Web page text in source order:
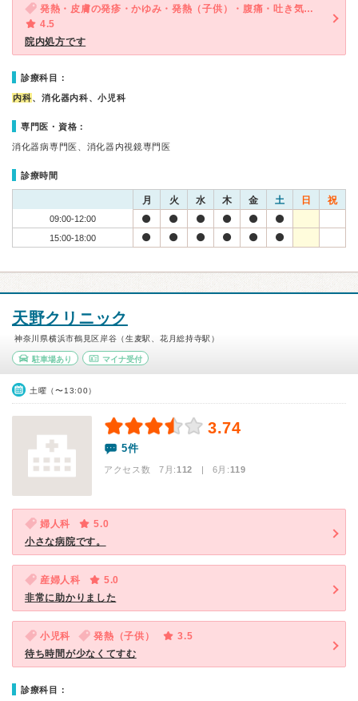
発熱・皮膚の発疹・かゆみ・発熱（子供）・腹痛・吐き気・嘔吐（子供）・発疹（子供）・咳・呼吸困難（子供）・下痢（子供）
4.5
院内処方です
診療科目：
内科、消化器内科、小児科
専門医・資格：
消化器病専門医、消化器内視鏡専門医
診療時間
月 火 水 木 金 土 日 祝
09:00-12:00
15:00-18:00
天野クリニック
神奈川県横浜市鶴見区岸谷（生麦駅、花月総持寺駅）
駐車場あり マイナ受付
土曜（〜13:00）
3.74
5件
アクセス数 7月:112 | 6月:119
婦人科
5.0
小さな病院です。
産婦人科
5.0
非常に助かりました
小児科 発熱（子供）
3.5
待ち時間が少なくてすむ
診療科目：